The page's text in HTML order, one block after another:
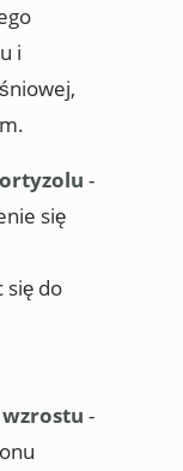
i
-
się
się do
-